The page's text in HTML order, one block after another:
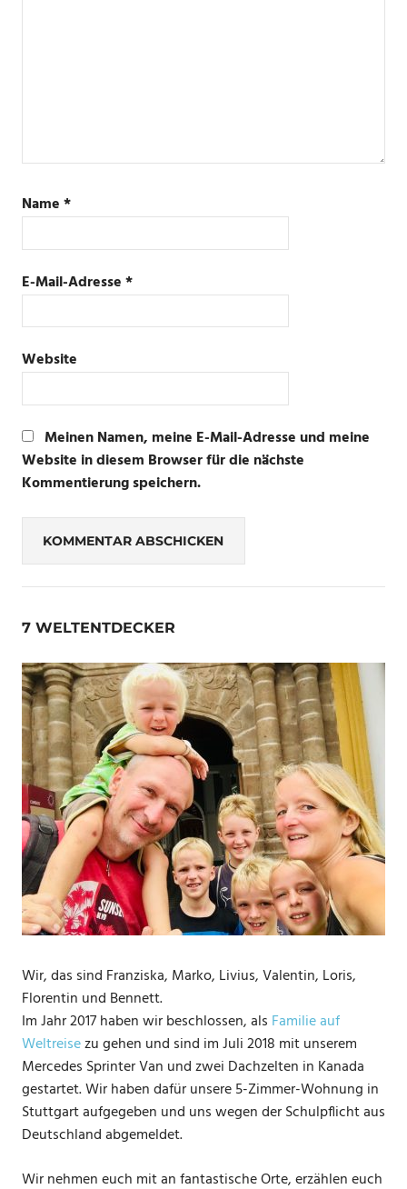
Name*
E-Mail-Adresse*
Website
Meinen Namen, meine E-Mail-Adresse und meine
Website in diesem Browser für die nächste
Kommentierung speichern.
7 WELTENTDECKER
Wir, das sind Franziska, Marko, Livius, Valentin, Loris,
Florentin und Bennett.
Im Jahr 2017 haben wir beschlossen, als Familie auf
Weltreisezu gehen und sind im Juli 2018 mit unserem
Mercedes Sprinter Van und zwei Dachzelten in Kanada
gestartet. Wir haben dafür unsere 5-Zimmer-Wohnung in
Stuttgart aufgegeben und uns wegen der Schulpflicht aus
Deutschland abgemeldet.
Wir nehmen euch mit an fantastische Orte, erzählen euch